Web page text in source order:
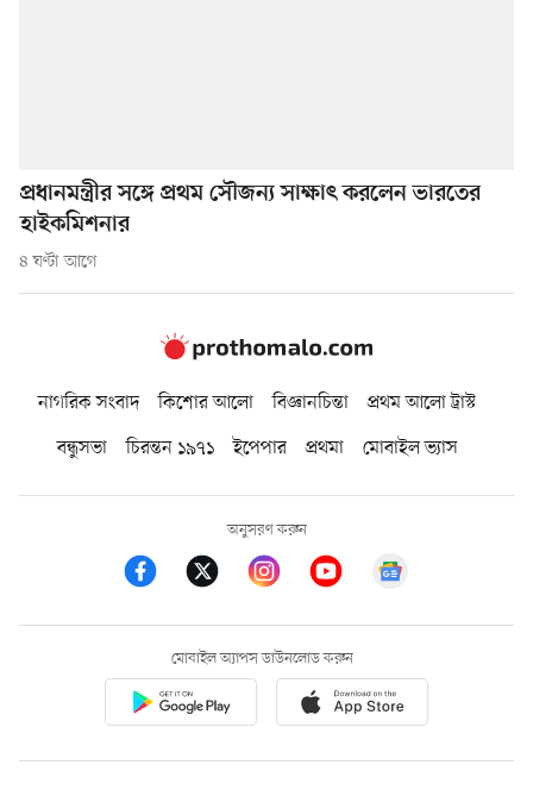
প্রধানমন্ত্রীর সঙ্গে প্রথম সৌজন্য সাক্ষাৎ করলেন ভারতের
হাইকমিশনার
৪ ঘণ্টা আগে
নাগরিক সংবাদ কিশোর আলো বিজ্ঞানচিন্তা
প্রথম আলো ট্রাস্ট
বন্ধুসভা
চিরন্তন ১৯৭১ ইপেপার প্রথমা মোবাইল ভ্যাস
অনুসরণ করুন
মোবাইল অ্যাপস ডাউনলোড করুন